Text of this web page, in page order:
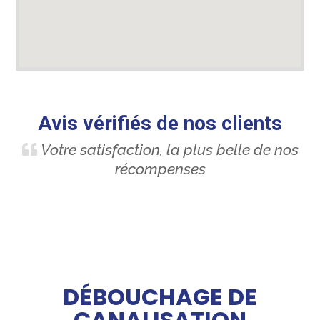
Avis vérifiés de nos clients
Votre satisfaction, la plus belle de nos
récompenses
DÉBOUCHAGE DE